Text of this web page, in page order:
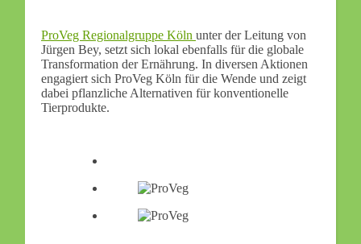
ProVeg Regionalgruppe Köln unter der Leitung von
Jürgen Bey, setzt sich lokal ebenfalls für die globale
Transformation der Ernährung. In diversen Aktionen
engagiert sich ProVeg Köln für die Wende und zeigt
dabei pflanzliche Alternativen für konventionelle
Tierprodukte.